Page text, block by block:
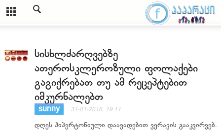
სისხლძარღვებზე
ათეროსკლეროზული ფოლაქები
გაგიქრებათ თუ ამ რეცეპტებით
იმკურნალებთ
sunny 31-01-2018, 19:11
დღეს ჰიპერტონიული დაავადებით ვერავის გააკვირვებ.